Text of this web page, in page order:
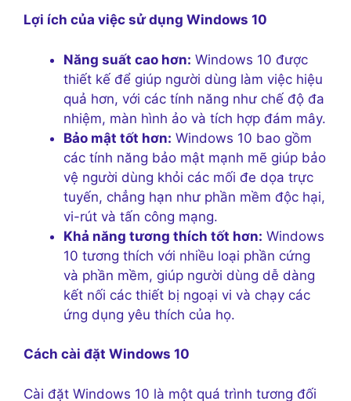
Lợi ích của việc sử dụng Windows 10
Năng suất cao hơn: Windows 10 được
thiết kế để giúp người dùng làm việc hiệu
quả hơn, với các tính năng như chế độ đa
nhiệm, màn hình ảo và tích hợp đám mây.
Bảo mật tốt hơn: Windows 10 bao gồm
các tính năng bảo mật mạnh mẽ giúp bảo
vệ người dùng khỏi các mối đe dọa trực
tuyến, chẳng hạn như phần mềm độc hại,
vi-rút và tấn công mạng.
Khả năng tương thích tốt hơn: Windows
10 tương thích với nhiều loại phần cứng
và phần mềm, giúp người dùng dễ dàng
kết nối các thiết bị ngoại vi và chạy các
ứng dụng yêu thích của họ.
Cách cài đặt Windows 10
Cài đặt Windows 10 là một quá trình tương đối